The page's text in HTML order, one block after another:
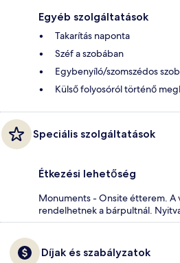
Egyéb szolgáltatások
Takarítás naponta
Széf a szobában
Egybenyíló/szomszédos
Külső folyosóról történő
Speciális szolgáltatások
Étkezési lehetőség
Monuments - Onsite étterem. A
rendelhetnek a bárpultnál.
Díjak és szabályzatok